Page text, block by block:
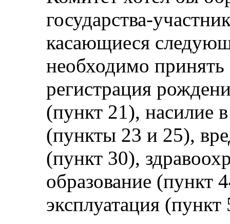
государства-
касающиеся
необходимо
регистрация
(пункт 21), насилие
(пункты 23 и 25),
(пункт 30),
образование (пункт
эксплуатация (пункт